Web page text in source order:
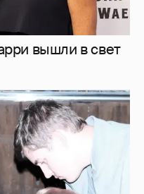
вышли в свет